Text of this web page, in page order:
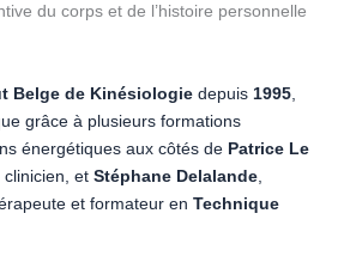
du corps et de l’histoire personnelle
Belge de Kinésiologie depuis 1995
grâce à plusieurs formations
énergétiques aux côtés de Patrice Le
clinicien, et Stéphane Delalande
et formateur en Technique